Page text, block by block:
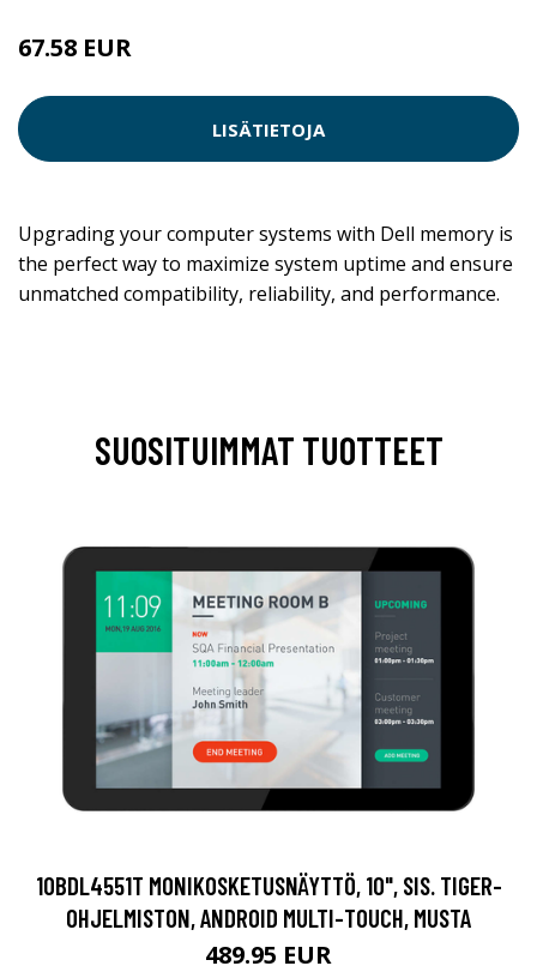
67.58 EUR
LISÄTIETOJA
Upgrading your computer systems with Dell memory is
the perfect way to maximize system uptime and ensure
unmatched compatibility, reliability, and performance.
SUOSITUIMMAT TUOTTEET
10BDL4551T MONIKOSKETUSNÄYTTÖ, 10", SIS. TIGER-
OHJELMISTON, ANDROID MULTI-TOUCH, MUSTA
489.95 EUR